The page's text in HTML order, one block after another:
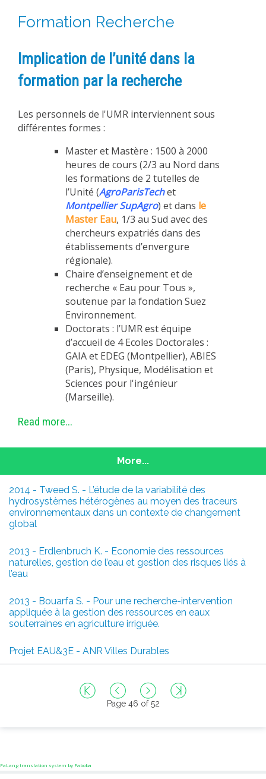
Formation Recherche
Implication de l’unité dans la
formation par la recherche
Les personnels de l'UMR interviennent sous
différentes formes :
Master et Mastère : 1500 à 2000
heures de cours (2/3 au Nord dans
les formations de 2 tutelles de
l’Unité (AgroParisTechet
Montpellier SupAgro) et dans le
Master Eau, 1/3 au Sud avec des
chercheurs expatriés dans des
établissements d’envergure
régionale).
Chaire d’enseignement et de
recherche « Eau pour Tous »,
soutenue par la fondation Suez
Environnement.
Doctorats : l’UMR est équipe
d’accueil de 4 Ecoles Doctorales :
GAIA et EDEG (Montpellier), ABIES
(Paris), Physique, Modélisation et
Sciences pour l'ingénieur
(Marseille).
Read more...
More...
2014 - Tweed S. - L’étude de la variabilité des
hydrosystèmes hétérogènes au moyen des traceurs
environnementaux dans un contexte de changement
global
2013 - Erdlenbruch K. - Economie des ressources
naturelles, gestion de l’eau et gestion des risques liés à
l’eau
2013 - Bouarfa S. - Pour une recherche-intervention
appliquée à la gestion des ressources en eaux
souterraines en agriculture irriguée.
Projet EAU&3E - ANR Villes Durables
Page 46 of 52
FaLang translation system by Faboba